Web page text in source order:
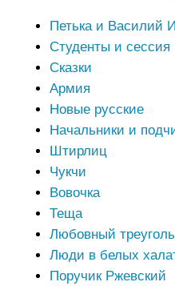
Петька и Василий
Студенты и сессия
Сказки
Армия
Новые русские
Начальники и
Штирлиц
Чукчи
Вовочка
Теща
Любовный
Люди в белых
Поручик Ржевский